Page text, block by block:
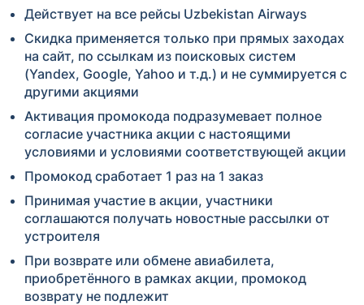
Действует на все рейсы Uzbekistan Airways
Скидка применяется только при прямых заходах
на сайт, по ссылкам из поисковых систем
(Yandex, Google, Yahoo и т.д.) и не суммируется с
другими акциями
Активация промокода подразумевает полное
согласие участника акции с настоящими
условиями и условиями соответствующей акции
Промокод сработает 1 раз на 1 заказ
Принимая участие в акции, участники
соглашаются получать новостные рассылки от
устроителя
При возврате или обмене авиабилета,
приобретённого в рамках акции, промокод
возврату не подлежит